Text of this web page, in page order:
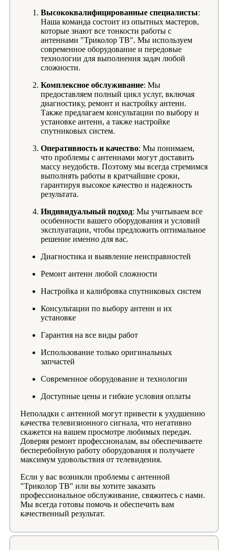
Высококвалифицированные специалисты:
Наша команда состоит из опытных мастеров,
которые знают все тонкости работы с
антеннами "Триколор ТВ". Мы используем
современное оборудование и передовые
технологии для выполнения задач любой
сложности.
Комплексное обслуживание: Мы
предоставляем полный цикл услуг, включая
диагностику, ремонт и настройку антенн.
Также предлагаем консультации по выбору и
установке антенн, а также настройке
спутниковых систем.
Оперативность и качество: Мы понимаем,
что проблемы с антеннами могут доставить
массу неудобств. Поэтому мы всегда стремимся
выполнять работы в кратчайшие сроки,
гарантируя высокое качество и надежность
результата.
Индивидуальный подход: Мы учитываем все
особенности вашего оборудования и условий
эксплуатации, чтобы предложить оптимальное
решение именно для вас.
Диагностика и выявление неисправностей
Ремонт антенн любой сложности
Настройка и калибровка спутниковых систем
Консультации по выбору антенн и их
установке
Гарантия на все виды работ
Использование только оригинальных
запчастей
Современное оборудование и технологии
Доступные цены и гибкие условия оплаты
Неполадки с антенной могут привести к ухудшению
качества телевизионного сигнала, что негативно
скажется на вашем просмотре любимых передач.
Доверяя ремонт профессионалам, вы обеспечиваете
бесперебойную работу оборудования и получаете
максимум удовольствия от телевидения.
Если у вас возникли проблемы с антенной
"Триколор ТВ" или вы хотите заказать
профессиональное обслуживание, свяжитесь с нами.
Мы всегда готовы помочь и обеспечить вам
качественный результат.